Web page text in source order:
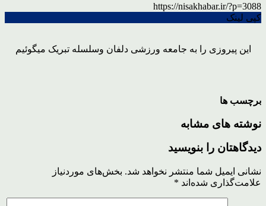
https://nisakhabar.ir/?p=3088
کپی لینک
این پیروزی را به جامعه ورزشی دلفان وسلسله تبریک میگوئیم
برچسب ها
نوشته های مشابه
دیدگاهتان را بنویسید
نشانی ایمیل شما منتشر نخواهد شد. بخش‌های موردنیاز
علامت‌گذاری شده‌اند *